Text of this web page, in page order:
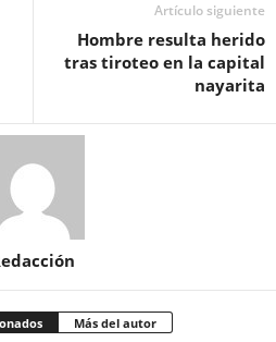
Artículo siguiente
Hombre resulta herido
tras tiroteo en la capital
nayarita
Más del autor